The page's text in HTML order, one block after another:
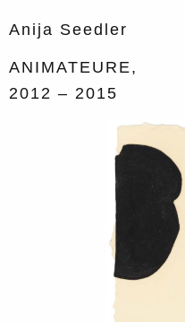
Anija Seedler
ANIMATEURE,
2012 – 2015